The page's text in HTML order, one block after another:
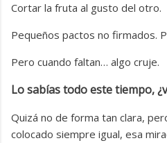
Cortar la fruta al gusto del otro.
Pequeños pactos no firmados.
Pero cuando faltan… algo cruje.
Lo sabías todo este tiempo,
Quizá no de forma tan clara,
colocado siempre igual, esa